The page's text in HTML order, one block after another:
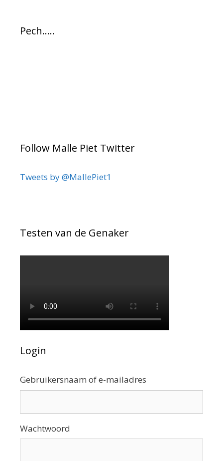
Pech…..
Follow Malle Piet Twitter
Tweets by @MallePiet1
Testen van de Genaker
Login
Gebruikersnaam of e-mailadres
Wachtwoord